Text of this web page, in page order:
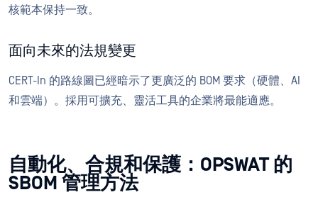
核範本保持一致。
面向未來的法規變更
CERT-In 的路線圖已經暗示了更廣泛的 BOM 要求（硬體、AI
和雲端）。採用可擴充、靈活工具的企業將最能適應。
自動化、合規和保護：OPSWAT 的
SBOM 管理方法